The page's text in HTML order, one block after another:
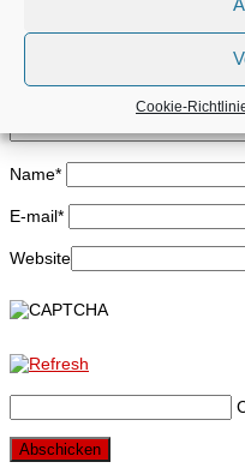
Cookie-
Name*
E-mail*
Website